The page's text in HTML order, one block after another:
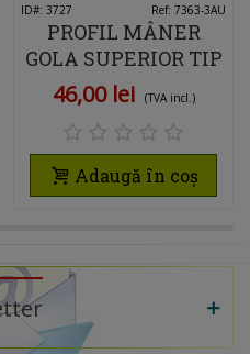
ID#: 3727 Ref: 7363-3AU
PROFIL MÂNER
GOLA SUPERIOR TIP
J AURIU MAT 3 M
DIN ALUMINIU –
MÂNER ÎNCASTRAT
PENTRU MOBILIER
BUCĂTĂRIE FĂRĂ
46,00 lei (TVA incl.)
Adaugă în coș